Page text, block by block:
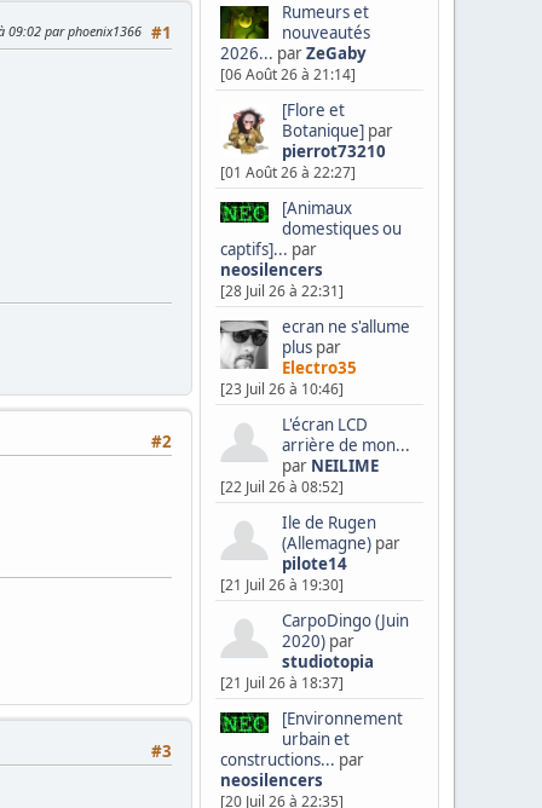
Rumeurs et
nouveautés
2026... parZeGaby
[06 Août 26 à 21:14]
[Flore et
Botanique]par
pierrot73210
[01 Août 26 à 22:27]
[Animaux
domestiques ou
captifs]... par
neosilencers
[28 Juil 26 à 22:31]
ecran ne s'allume
pluspar
Electro35
[23 Juil 26 à 10:46]
L'écran LCD
arrière de mon...
par NEILIME
[22 Juil 26 à 08:52]
Ile de Rugen
(Allemagne)par
pilote14
[21 Juil 26 à 19:30]
CarpoDingo (Juin
2020)par
studiotopia
[21 Juil 26 à 18:37]
[Environnement
urbain et
constructions... par
neosilencers
[20 Juil 26 à 22:35]
#1
09:02 par phoenix1366
#2
#3